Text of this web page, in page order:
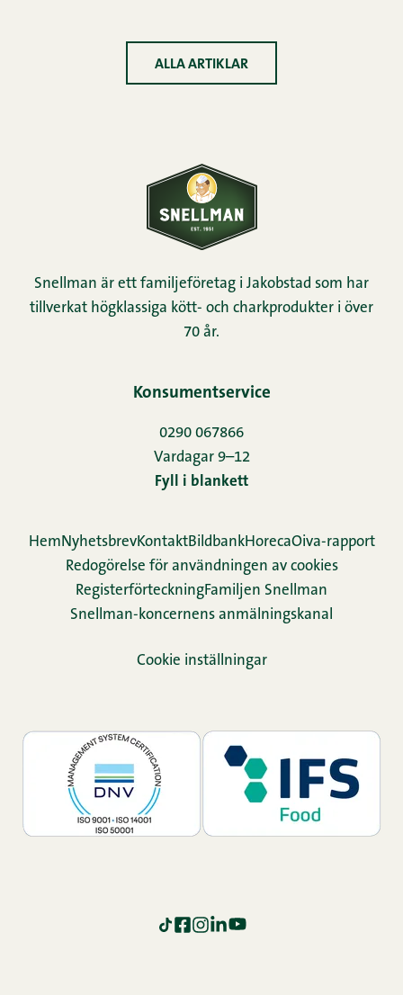
ALLA ARTIKLAR
Snellman är ett familjeföretag i Jakobstad som har
tillverkat högklassiga kött- och charkprodukter i över
70 år.
Konsumentservice
0290 067866
Vardagar 9–12
Fyll i blankett
HemNyhetsbrevKontaktBildbankHorecaOiva-rapport
Redogörelse för användningen av cookies
Re­gis­ter­för­teck­ningFamiljen Snellman
Snellman-koncernens anmälningskanal
Cookie inställningar
TikTok
Facebook
Instagram
LinkedIn
YouTube